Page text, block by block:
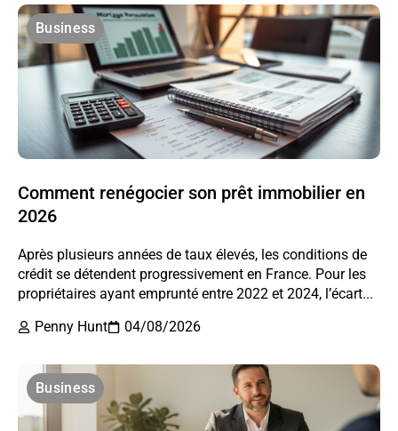
Business
Comment renégocier son prêt immobilier en
2026
Après plusieurs années de taux élevés, les conditions de
crédit se détendent progressivement en France. Pour les
propriétaires ayant emprunté entre 2022 et 2024, l’écart...
Penny Hunt
04/08/2026
Business